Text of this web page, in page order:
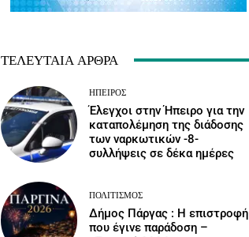
ΤΕΛΕΥΤΑΊΑ ΆΡΘΡΑ
ΉΠΕΙΡΟΣ
Έλεγχοι στην Ήπειρο για την
καταπολέμηση της διάδοσης
των ναρκωτικών -8-
συλλήψεις σε δέκα ημέρες
ΠΟΛΙΤΙΣΜΌΣ
Δήμος Πάργας : Η επιστροφή
που έγινε παράδοση –